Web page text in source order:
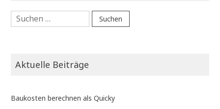
Suchen
nach:
Aktuelle Beiträge
Baukosten berechnen als Quicky